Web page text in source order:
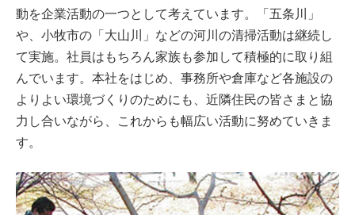
動を企業活動の一つとして考えています。「五条川」
や、小牧市の「大山川」などの河川の清掃活動は継続し
て実施。社員はもちろん家族も参加して積極的に取り組
んでいます。本社をはじめ、事務所や倉庫など各施設の
よりよい環境づくりのためにも、近隣住民の皆さまと協
力し合いながら、これからも幅広い活動に努めていきま
す。